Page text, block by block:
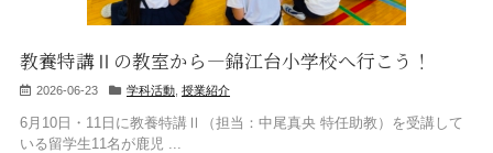
教養特講Ⅱの教室から―錦江台小学校へ行こう！
2026-06-23 学科活動 授業紹介
6月10日・11日に教養特講Ⅱ（担当：中尾真央 特任助教）を受講して
いる留学生11名が鹿児 ...